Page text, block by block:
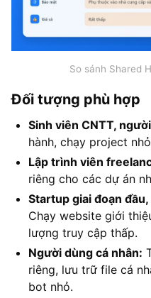
So sánh Shared
Đối tượng phù hợp
Sinh viên CNTT,
hành, chạy project
Lập trình viên
riêng cho các dự án
Startup giai đoạn
Chạy website giới
lượng truy cập thấp.
Người dùng cá nhân:
riêng, lưu trữ file cá
bot nhỏ.